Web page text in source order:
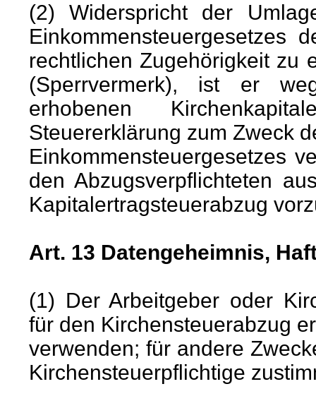
(2) Widerspricht der
Einkommensteuergesetzes
rechtlichen Zugehörigkeit zu
(Sperrvermerk), ist er
erhobenen
Steuererklärung zum Zweck
Einkommensteuergesetzes
den Abzugsverpflichteten
Kapitalertragsteuerabzug
Art. 13 Datengeheimnis,
(1) Der Arbeitgeber oder
für den Kirchensteuerabzug
verwenden; für andere
Kirchensteuerpflichtige